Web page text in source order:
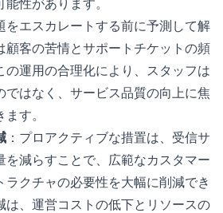
をエスカレートする前に予測して解
顧客の苦情とサポートチケットの頻
の運用の合理化により、スタッフは
ではなく、サービス品質の向上に焦
す。
：プロアクティブな措置は、受信サ
を減らすことで、広範なカスタマー
クチャの必要性を大幅に削減でき
は、運営コストの低下とリソースの